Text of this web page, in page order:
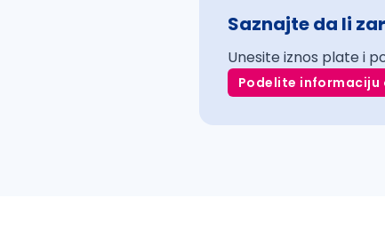
Saznajte da li
Unesite iznos plate i
Podelite informaciju